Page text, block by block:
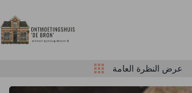
عرض النظرة العامة